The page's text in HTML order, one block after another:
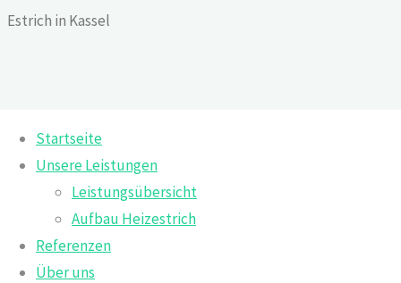
Estrich in Kassel
Startseite
Unsere Leistungen
Leistungsübersicht
Aufbau Heizestrich
Referenzen
Über uns
Home
Vorheriger Beitrag
Full
1920 × 1440pixels
Previous image
Next image